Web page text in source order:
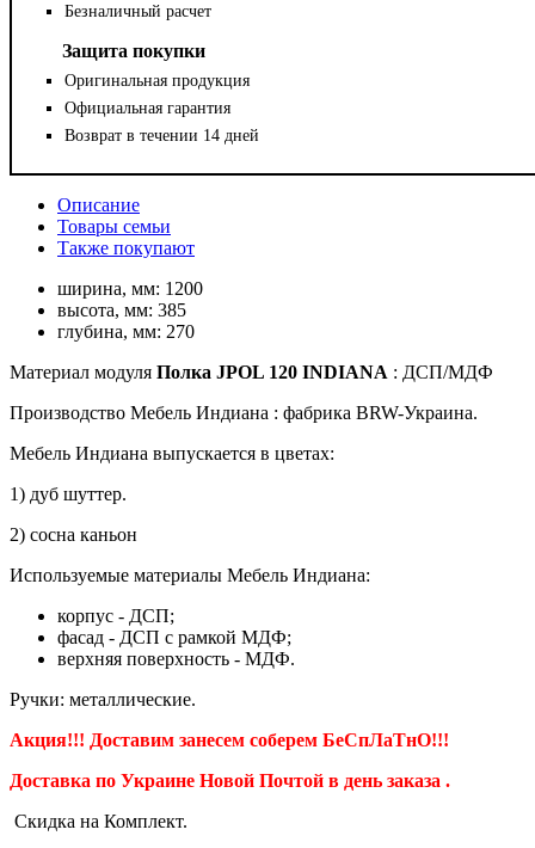
Безналичный расчет
Защита покупки
Оригинальная продукция
Официальная гарантия
Возврат в течении 14 дней
Описание
Товары семьи
Также покупают
ширина, мм: 1200
высота, мм: 385
глубина, мм: 270
Материал модуля Полка JPOL 120 INDIANA : ДСП/МДФ
Производство Мебель Индиана : фабрика BRW-Украина.
Мебель Индиана выпускается в цветах:
1) дуб шуттер.
2) сосна каньон
Используемые материалы Мебель Индиана:
корпус - ДСП;
фасад - ДСП с рамкой МДФ;
верхняя поверхность - МДФ.
Ручки: металлические.
Акция!!! Доставим занесем соберем БеСпЛаТнО!!!
Доставка по Украине Новой Почтой в день заказа .
Скидка на Комплект.